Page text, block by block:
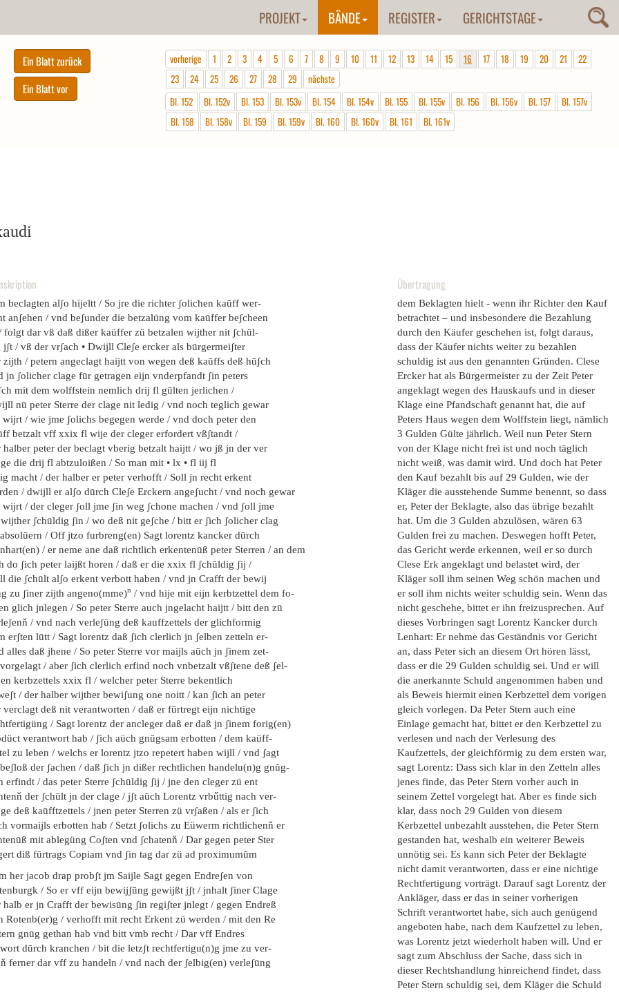
PROJEKT BÄNDE REGISTER GERICHTSTAGE
vorherige 1 2 3 4 5 6 7 8 9 10 11 12 13 14 15 16 17 18 19 20 21
22
23
24 25 26 27 28 29
nächste
Bl. 152
Bl. 152v Bl. 153 Bl. 153v Bl. 154 Bl. 154v Bl. 155 Bl. 155v Bl. 156 Bl. 156v Bl. 157
Bl. 157v
Bl. 158
Bl. 158v Bl. 159 Bl. 159v Bl. 160 Bl. 160v Bl. 161 Bl. 161v
beclagten alʃo hijeltt / So jre die richter ʃolichen kaūff wer-
anʃehen / vnd beʃunder die betzalüng vom kaūffer beʃcheen
folgt dar vß daß dißer kaüffer zü betzalen wijther nit ʃchül-
jʃt / vß der vrʃach • Dwijll Cleʃe ercker als būrgermeiʃter
zijth / petern angeclagt haijtt von wegen deß kaūffs deß hūʃch
jn ʃolicher clage fūr getragen eijn vnderpfandt ʃin peters
mit dem wolffstein nemlich drij fl gūlten jerlichen /
nū peter Sterre der clage nit ledig / vnd noch teglich gewar
wijrt / wie jme ʃolichs begegen werde / vnd doch peter den
betzalt vff xxix fl wije der cleger erfordert vßʃtandt /
halber peter der beclagt vberig betzalt haijtt / wo jß jn der ver
die drij fl abtzuloißen / So man mit • lx • fl iij fl
macht / der halber er peter verhofft / Soll jn recht erkent
/ dwijll er alʃo dūrch Cleʃe Erckern angeʃucht / vnd noch gewar
wijrt / der cleger ʃoll jme ʃin weg ʃchone machen / vnd ʃoll jme
ʃchūldig ʃin / wo deß nit geʃche / bitt er ʃich ʃolicher clag
/ Off jtzo furbreng(en) Sagt lorentz kancker dūrch
/ er neme ane daß richtlich erkentenūß peter Sterren / an dem
do ʃich peter laijßt horen / daß er die xxix fl ʃchūldig ʃij /
die ʃchūlt alʃo erkent verbott haben / vnd jn Crafft der bewij
zu ʃiner zijth angeno(mme)n / vnd hije mit eijn kerbtzettel dem fo-
glich jnlegen / So peter Sterre auch jngelacht haijtt / bitt den zū
/ vnd nach verleʃüng deß kauffzettels der glichformig
erʃten lūtt / Sagt lorentz daß ʃich clerlich jn ʃelben zetteln er-
alles daß jhene / So peter Sterre vor maijls aūch jn ʃinem zet-
/ aber ʃich clerlich erfind noch vnbetzalt vßʃtene deß ʃel-
kerbzettels xxix fl / welcher peter Sterre bekentlich
/ der halber wijther bewiʃung one noitt / kan ʃich an peter
verclagt deß nit verantworten / daß er fūrtregt eijn nichtige
/ Sagt lorentz der ancleger daß er daß jn ʃinem forig(en)
verantwort hab / ʃich aüch gnūgsam erbotten / dem kaüff-
zu leben / welchs er lorentz jtzo repetert haben wijll / vnd ʃagt
der ʃachen / daß ʃich jn dißer rechtlichen handelu(n)g gnūg-
erfindt / das peter Sterre ʃchūldig ʃij / jne den cleger zü ent
der ʃchūlt jn der clage / jʃt aūch Lorentz vrbűttig nach ver-
deß kaūfftzettels / jnen peter Sterren zü vrʃaßen / als er ʃich
vormaijls erbotten hab / Setzt ʃolichs zu Eüwerm richtlichenň er
mit ablegüng Coʃten vnd ʃchatenň / Dar gegen peter Ster
diß fūrtrags Copiam vnd ʃin tag dar zü ad proximumūm
her jacob drap probʃt jm Saijle Sagt gegen Endreʃen von
/ So er vff eijn bewijʃūng gewijßt jʃt / jnhalt ʃiner Clage
halb er jn Crafft der bewisūng ʃin regiʃter jnlegt / gegen Endreß
Rotenb(er)g / verhofft mit recht Erkent zü werden / mit den Re
gnūg gethan hab vnd bitt vmb recht / Dar vff Endres
dūrch kranchen / bit die letzʃt rechtfertigu(n)g jme zu ver-
ferner dar vff zu handeln / vnd nach der ʃelbig(en) verleʃūng
Übertragung
dem Beklagten hielt - wenn ihr Richter den Kauf
betrachtet – und insbesondere die Bezahlung
durch den Käufer geschehen ist, folgt daraus,
dass der Käufer nichts weiter zu bezahlen
schuldig ist aus den genannten Gründen. Clese
Ercker hat als Bürgermeister zu der Zeit Peter
angeklagt wegen des Hauskaufs und in dieser
Klage eine Pfandschaft genannt hat, die auf
Peters Haus wegen dem Wolffstein liegt, nämlich
3 Gulden Gülte jährlich. Weil nun Peter Stern
von der Klage nicht frei ist und noch täglich
nicht weiß, was damit wird. Und doch hat Peter
den Kauf bezahlt bis auf 29 Gulden, wie der
Kläger die ausstehende Summe benennt, so dass
er, Peter der Beklagte, also das übrige bezahlt
hat. Um die 3 Gulden abzulösen, wären 63
Gulden frei zu machen. Deswegen hofft Peter,
das Gericht werde erkennen, weil er so durch
Clese Erk angeklagt und belastet wird, der
Kläger soll ihm seinen Weg schön machen und
er soll ihm nichts weiter schuldig sein. Wenn das
nicht geschehe, bittet er ihn freizusprechen. Auf
dieses Vorbringen sagt Lorentz Kancker durch
Lenhart: Er nehme das Geständnis vor Gericht
an, dass Peter sich an diesem Ort hören lässt,
dass er die 29 Gulden schuldig sei. Und er will
die anerkannte Schuld angenommen haben und
als Beweis hiermit einen Kerbzettel dem vorigen
gleich vorlegen. Da Peter Stern auch eine
Einlage gemacht hat, bittet er den Kerbzettel zu
verlesen und nach der Verlesung des
Kaufzettels, der gleichförmig zu dem ersten war,
sagt Lorentz: Dass sich klar in den Zetteln alles
jenes finde, das Peter Stern vorher auch in
seinem Zettel vorgelegt hat. Aber es finde sich
klar, dass noch 29 Gulden von diesem
Kerbzettel unbezahlt ausstehen, die Peter Stern
gestanden hat, weshalb ein weiterer Beweis
unnötig sei. Es kann sich Peter der Beklagte
nicht damit verantworten, dass er eine nichtige
Rechtfertigung vorträgt. Darauf sagt Lorentz der
Ankläger, dass er das in seiner vorherigen
Schrift verantwortet habe, sich auch genügend
angeboten habe, nach dem Kaufzettel zu leben,
was Lorentz jetzt wiederholt haben will. Und er
sagt zum Abschluss der Sache, dass sich in
dieser Rechtshandlung hinreichend findet, dass
Peter Stern schuldig sei, dem Kläger die Schuld